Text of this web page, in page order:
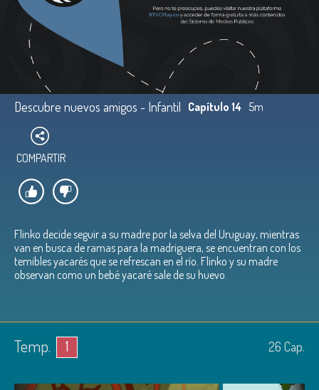
Descubre nuevos amigos - Infantil Capítulo 14 5m
COMPARTIR
Flinko decide seguir a su madre por la selva del Uruguay, mientras
van en busca de ramas para la madriguera, se encuentran con los
temibles yacarés que se refrescan en el río. Flinko y su madre
observan como un bebé yacaré sale de su huevo.
Temp. 1 26 Cap.